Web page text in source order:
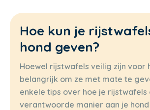
Hoe kun je
hond geven?
Hoewel rijstwafels veilig zijn voor
belangrijk om ze met mate te
enkele tips over hoe je rijstwafels
verantwoorde manier aan je